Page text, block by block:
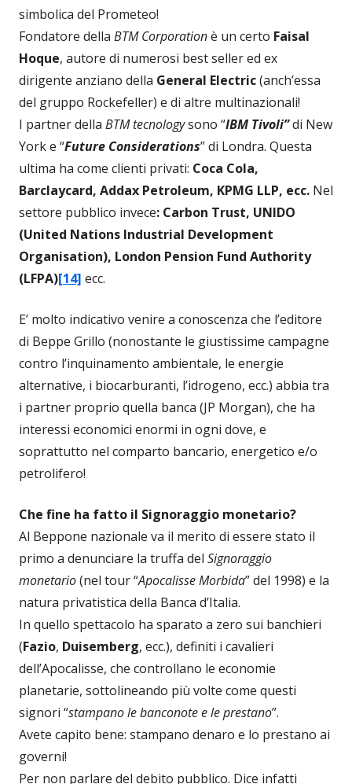
simbolica del Prometeo!
Fondatore della BTM Corporationè un certo Faisal
Hoque, autore di numerosi best seller ed ex
dirigente anziano della General Electric(anch’essa
del gruppo Rockefeller) e di altre multinazionali!
I partner della BTM tecnologysono “IBM Tivoli”di New
York e “Future Considerations” di Londra. Questa
ultima ha come clienti privati: Coca Cola,
Barclaycard, Addax Petroleum, KPMG LLP, ecc. Nel
settore pubblico invece: Carbon Trust, UNIDO
(United Nations Industrial Development
Organisation), London Pension Fund Authority
(LFPA)[14] ecc.
E’ molto indicativo venire a conoscenza che l’editore
di Beppe Grillo (nonostante le giustissime campagne
contro l’inquinamento ambientale, le energie
alternative, i biocarburanti, l’idrogeno, ecc.) abbia tra
i partner proprio quella banca (JP Morgan), che ha
interessi economici enormi in ogni dove, e
soprattutto nel comparto bancario, energetico e/o
petrolifero!
Che fine ha fatto il Signoraggio monetario?
Al Beppone nazionale va il merito di essere stato il
primo a denunciare la truffa del Signoraggio
monetario(nel tour “Apocalisse Morbida” del 1998) e la
natura privatistica della Banca d’Italia.
In quello spettacolo ha sparato a zero sui banchieri
(Fazio, Duisemberg, ecc.), definiti i cavalieri
dell’Apocalisse, che controllano le economie
planetarie, sottolineando più volte come questi
signori “stampano le banconote e le prestano”.
Avete capito bene: stampano denaro e lo prestano ai
governi!
Per non parlare del debito pubblico. Dice infatti